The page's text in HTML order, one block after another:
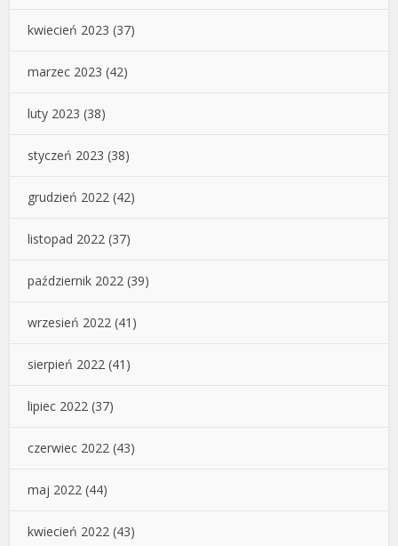
kwiecień 2023 (37)
marzec 2023 (42)
luty 2023 (38)
styczeń 2023 (38)
grudzień 2022 (42)
listopad 2022 (37)
październik 2022 (39)
wrzesień 2022 (41)
sierpień 2022 (41)
lipiec 2022 (37)
czerwiec 2022 (43)
maj 2022 (44)
kwiecień 2022 (43)